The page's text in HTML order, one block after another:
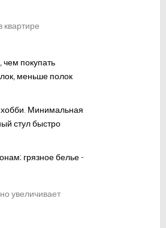
квартире
покупать
меньше полок
хобби. Минимальная
стул быстро
грязное белье -
увеличивает